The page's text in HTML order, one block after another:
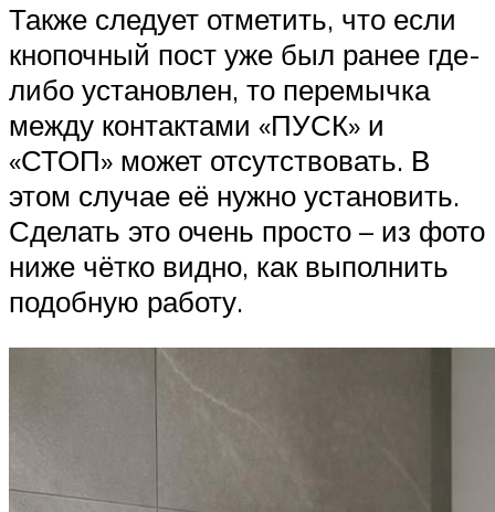
Также следует отметить, что если
кнопочный пост уже был ранее где-
либо установлен, то перемычка
между контактами «ПУСК» и
«СТОП» может отсутствовать. В
этом случае её нужно установить.
Сделать это очень просто – из фото
ниже чётко видно, как выполнить
подобную работу.